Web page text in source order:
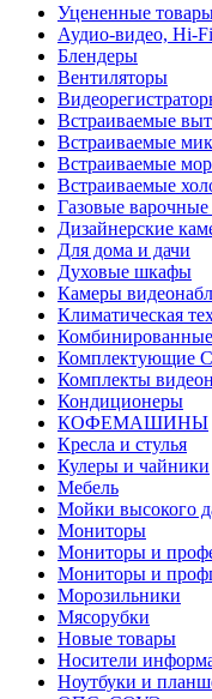
Уцененные
Аудио-видео, Hi-Fi
Блендеры
Вентиляторы
Встраиваемые
Встраиваемые
Встраиваемые
Встраиваемые
Газовые
Дизайнерские
Для дома и дачи
Духовые шкафы
Камеры
Климатическая
Комплектующие
Комплекты
Кондиционеры
КОФЕМАШИНЫ
Кресла и стулья
Кулеры и чайники
Мебель
Мойки высокого
Мониторы
Мониторы и
Мониторы и
Морозильники
Мясорубки
Новые товары
Носители
Ноутбуки и